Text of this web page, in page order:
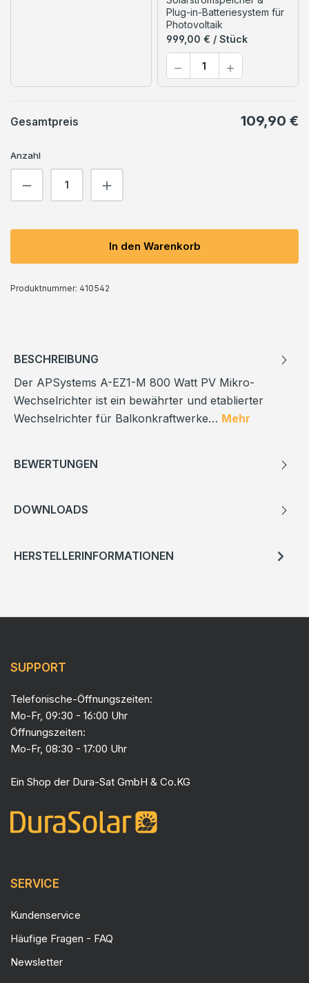
Plug-in-Batteriesystem für
Photovoltaik
999,00 € / Stück
Gesamtpreis 109,90 €
Anzahl
Produkt Anzahl: Gib den gewünschten
In den Warenkorb
Produktnummer: 410542
BESCHREIBUNG
Der APSystems A-EZ1-M 800 Watt PV Mikro-
Wechselrichter ist ein bewährter und etablierter
Wechselrichter für Balkonkraftwerke… Mehr
BEWERTUNGEN
DOWNLOADS
HERSTELLERINFORMATIONEN
SUPPORT
Telefonische-Öffnungszeiten:
Mo-Fr, 09:30 - 16:00 Uhr
Öffnungszeiten:
Mo-Fr, 08:30 - 17:00 Uhr
Ein Shop der Dura-Sat GmbH & Co.KG
SERVICE
Kundenservice
Häufige Fragen - FAQ
Newsletter